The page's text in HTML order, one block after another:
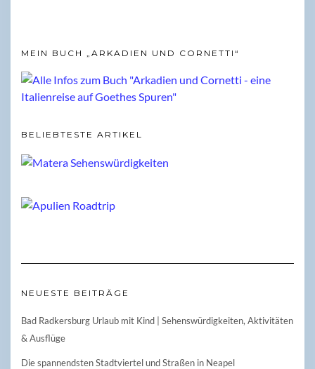
MEIN BUCH „ARKADIEN UND CORNETTI“
BELIEBTESTE ARTIKEL
NEUESTE BEITRÄGE
Bad Radkersburg Urlaub mit Kind | Sehenswürdigkeiten, Aktivitäten
& Ausflüge
Die spannendsten Stadtviertel und Straßen in Neapel